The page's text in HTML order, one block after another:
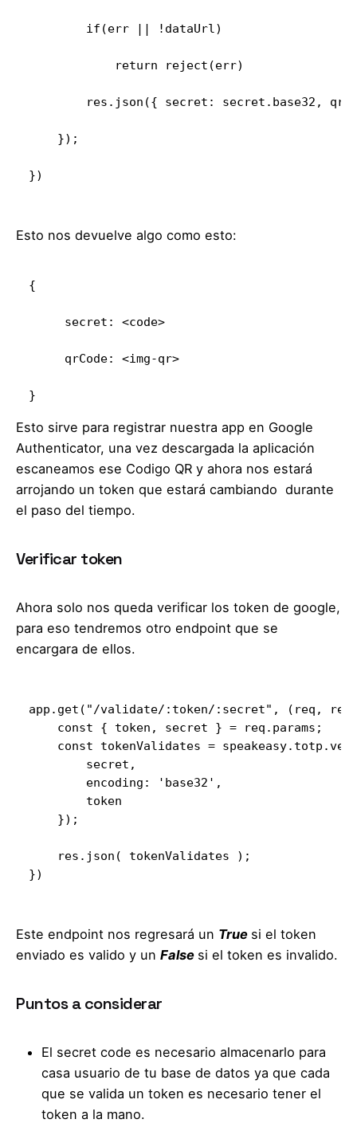
        if(err || !dataUrl)
            return reject(err)
res.json({ secret: secret.base32,
    });
})
Esto nos devuelve algo como esto:
{
secret: <code>
qrCode: <img-qr>
}
Esto sirve para registrar nuestra app en Google
Authenticator, una vez descargada la aplicación
escaneamos ese Codigo QR y ahora nos estará
arrojando un token que estará cambiando durante
el paso del tiempo.
Verificar token
Ahora solo nos queda verificar los token de google,
para eso tendremos otro endpoint que se
encargara de ellos.
app.get("/validate/:token/:secret", (req,
    const { token, secret } = req.params;
const tokenValidates =
        secret,
        encoding: 'base32',
        token
    });
    res.json( tokenValidates );
})
Este endpoint nos regresará un True si el token
enviado es valido y un False si el token es invalido.
Puntos a considerar
El secret code es necesario almacenarlo para
casa usuario de tu base de datos ya que cada
que se valida un token es necesario tener el
token a la mano.